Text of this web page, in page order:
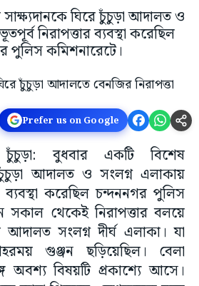
ঘিরে চুঁচুড়া আদালত ও
নিরাপত্তার ব্যবস্থা করেছিল
পুলিস কমিশনারেটে।
Prefer us on Google
চুঁচুড়া: বুধবার একটি বিশেষ
চুঁচুড়া আদালত ও সংলগ্ন এলাকায়
ব্যবস্থা করেছিল চন্দননগর পুলিস
সকাল থেকেই নিরাপত্তার বলয়ে
সংলগ্ন দীর্ঘ এলাকা। যা
গুঞ্জন ছড়িয়েছিল। বেলা
অবশ্য বিষয়টি প্রকাশ্যে আসে।